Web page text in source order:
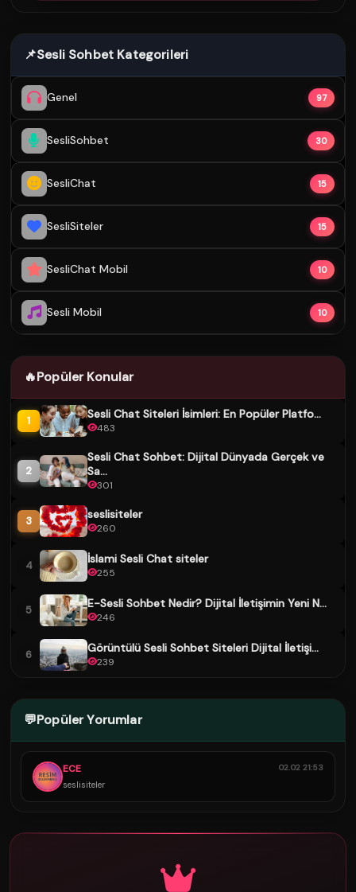
📌Sesli Sohbet Kategorileri
Genel 97
SesliSohbet 30
SesliChat 15
SesliSiteler 15
SesliChat Mobil 10
Sesli Mobil 10
🔥Popüler Konular
1 Sesli Chat Siteleri İsimleri: En Popüler Platfo...
483
2
Sesli Chat Sohbet: Dijital Dünyada Gerçek ve
Sa...
301
3 seslisiteler
260
4 İslami Sesli Chat siteler
255
5 E-Sesli Sohbet Nedir? Dijital İletişimin Yeni N...
246
6 Görüntülü Sesli Sohbet Siteleri Dijital İletişi...
239
💬Popüler Yorumlar
ECE
seslisiteler
02.02 21:53